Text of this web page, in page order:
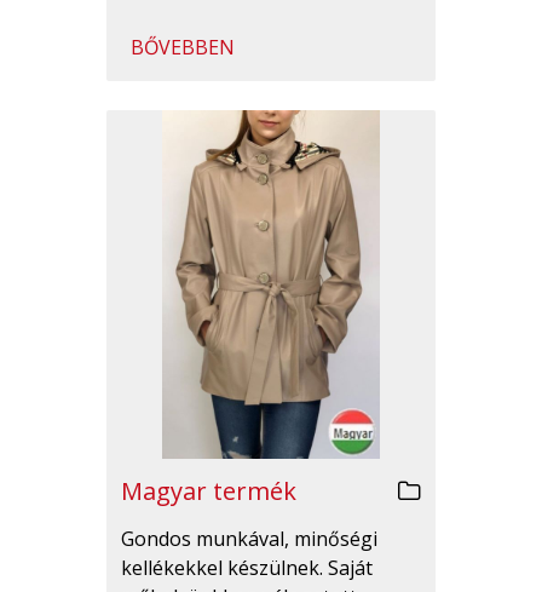
BŐVEBBEN
Magyar termék
Gondos munkával, minőségi
kellékekkel készülnek. Saját